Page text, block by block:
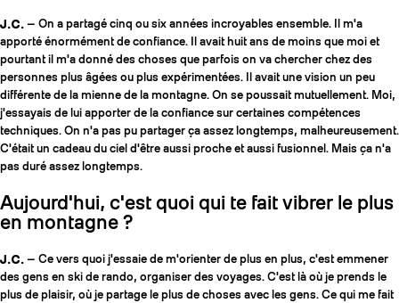
J.C. — On a partagé cinq ou six années incroyables ensemble. Il m'a
apporté énormément de confiance. Il avait huit ans de moins que moi et
pourtant il m'a donné des choses que parfois on va chercher chez des
personnes plus âgées ou plus expérimentées. Il avait une vision un peu
différente de la mienne de la montagne. On se poussait mutuellement. Moi,
j'essayais de lui apporter de la confiance sur certaines compétences
techniques. On n'a pas pu partager ça assez longtemps, malheureusement.
C'était un cadeau du ciel d'être aussi proche et aussi fusionnel. Mais ça n'a
pas duré assez longtemps.
Aujourd'hui, c'est quoi qui te fait vibrer le plus
en montagne ?
J.C. — Ce vers quoi j'essaie de m'orienter de plus en plus, c'est emmener
des gens en ski de rando, organiser des voyages. C'est là où je prends le
plus de plaisir, où je partage le plus de choses avec les gens. Ce qui me fait